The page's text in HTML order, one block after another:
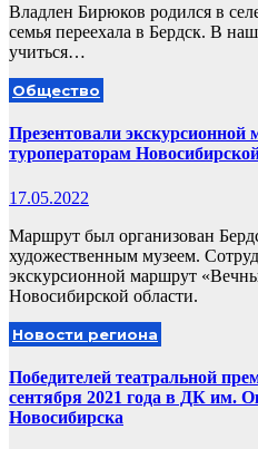
Владлен Бирюков родился в
семья переехала в Бердск. В
учиться…
Общество
Презентовали
туроператорам
17.05.2022
Маршрут был организован
художественным музеем.
экскурсионной маршрут
Новосибирской области.
Новости региона
Победителей театральной
сентября 2021 года в ДК им.
Новосибирска